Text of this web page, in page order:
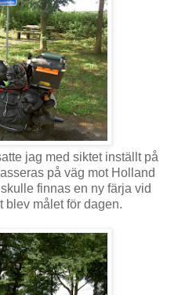
jag med siktet inställt på
på väg mot Holland
finnas en ny färja vid
blev målet för dagen.